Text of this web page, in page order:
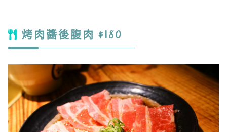
烤肉醬後腹肉 $180